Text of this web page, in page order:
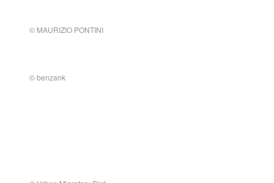
© MAURIZIO PONTINI
© benzank